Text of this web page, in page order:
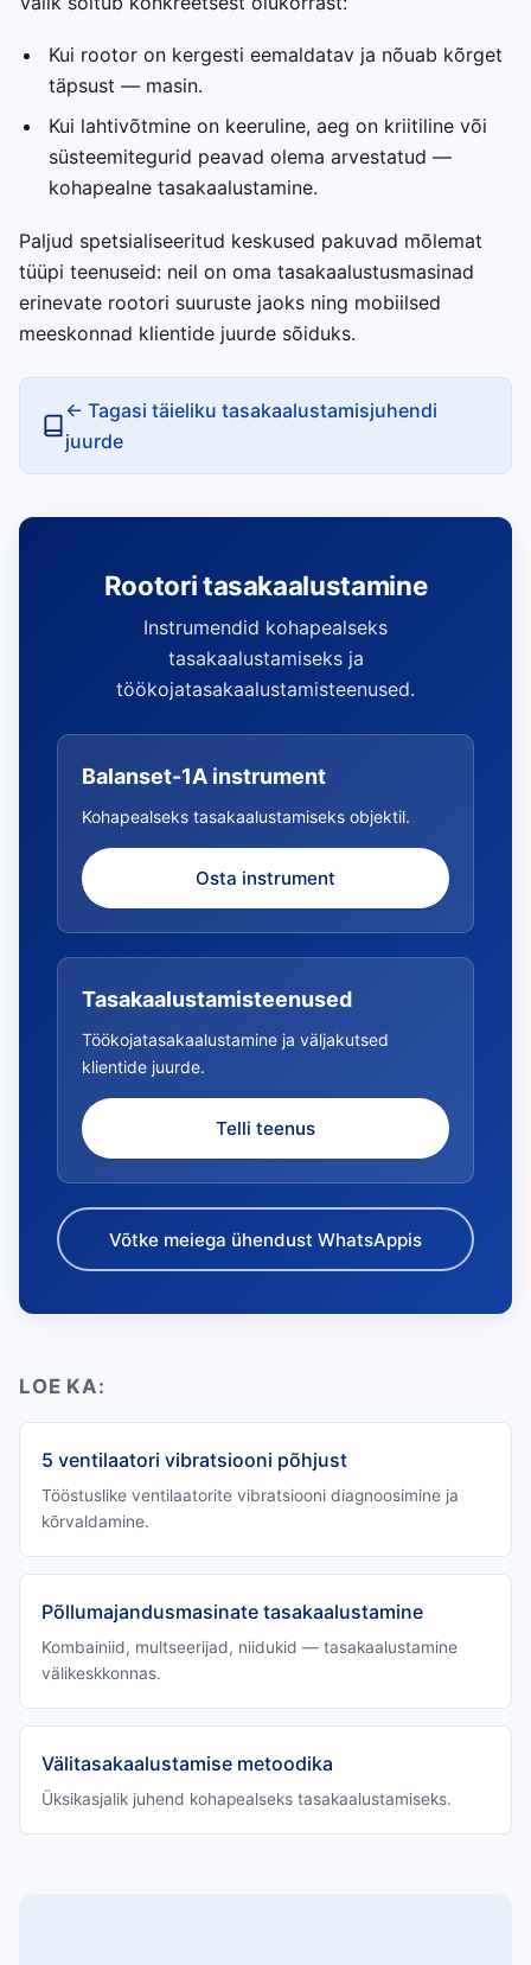
Kui rootor on kergesti eemaldatav ja nõuab kõrget
täpsust — masin.
Kui lahtivõtmine on keeruline, aeg on kriitiline või
süsteemitegurid peavad olema arvestatud —
kohapealne tasakaalustamine.
Paljud spetsialiseeritud keskused pakuvad mõlemat
tüüpi teenuseid: neil on oma tasakaalustusmasinad
erinevate rootori suuruste jaoks ning mobiilsed
meeskonnad klientide juurde sõiduks.
← Tagasi täieliku tasakaalustamisjuhendi
juurde
Rootori tasakaalustamine
Instrumendid kohapealseks
tasakaalustamiseks ja
töökojatasakaalustamisteenused.
Balanset-1A instrument
Kohapealseks tasakaalustamiseks objektil.
Osta instrument
Tasakaalustamisteenused
Töökojatasakaalustamine ja väljakutsed
klientide juurde.
Telli teenus
Võtke meiega ühendust WhatsAppis
LOE KA:
5 ventilaatori vibratsiooni põhjust
Tööstuslike ventilaatorite vibratsiooni diagnoosimine ja
kõrvaldamine.
Põllumajandusmasinate tasakaalustamine
Kombainiid, multseerijad, niidukid — tasakaalustamine
välikeskkonnas.
Välitasakaalustamise metoodika
Üksikasjalik juhend kohapealseks tasakaalustamiseks.